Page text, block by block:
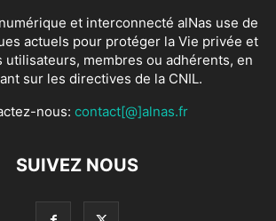
et interconnecté alNas use de
actuels pour protéger la Vie privée et
utilisateurs, membres ou adhérents, en
sur les directives de la CNIL.
nous: contact[@]alnas.fr
SUIVEZ NOUS